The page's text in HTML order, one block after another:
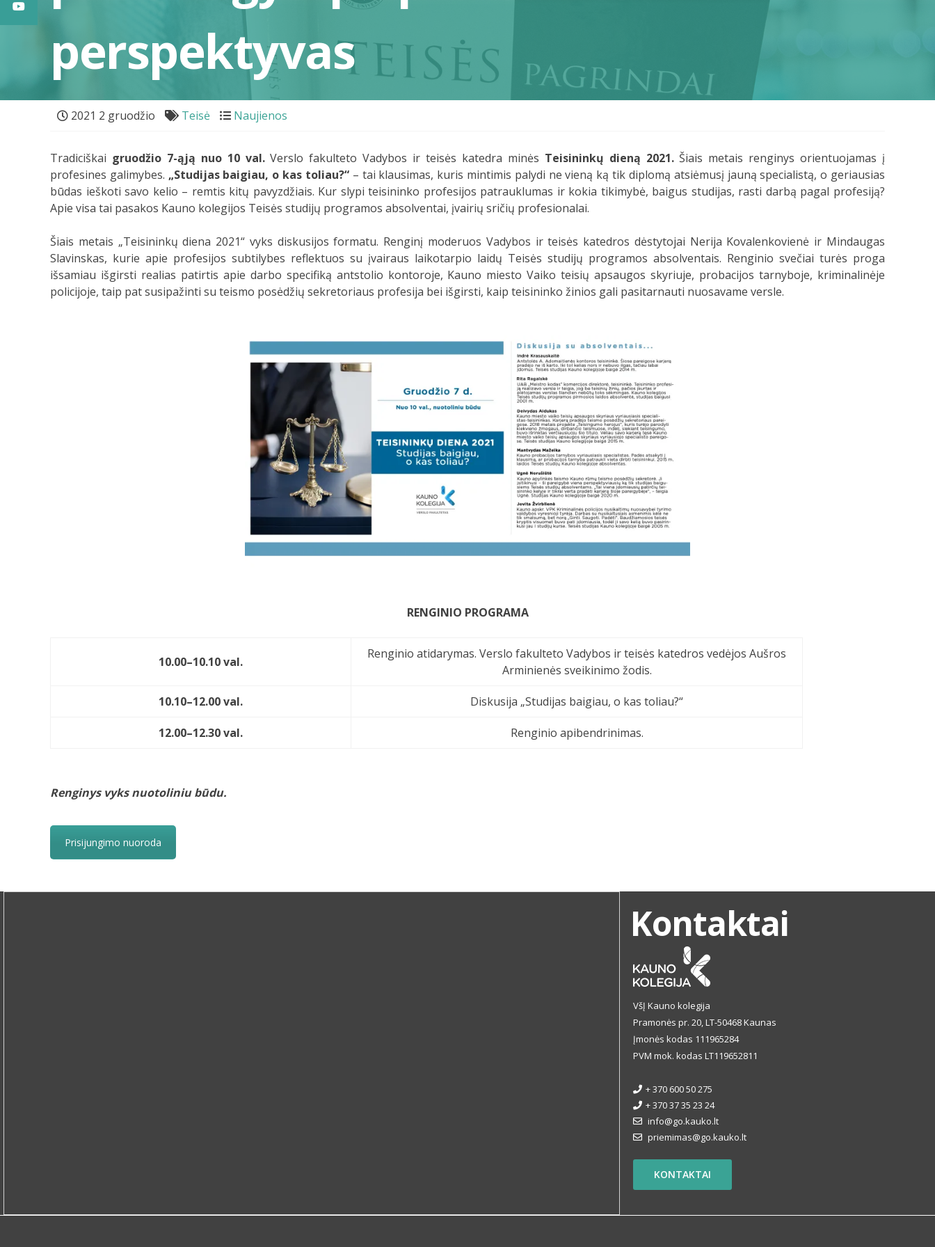
perspektyvas
2021 2 gruodžio Teisė Naujienos
Tradiciškai gruodžio 7-ąją nuo 10 val.Verslo fakulteto Vadybos ir teisės katedra minės Teisininkų dieną 2021. Šiais metais renginys orientuojamas į
profesines galimybes. „Studijas baigiau, o kas toliau?“– tai klausimas, kuris mintimis palydi ne vieną ką tik diplomą atsiėmusį jauną specialistą, o geriausias
būdas ieškoti savo kelio – remtis kitų pavyzdžiais. Kur slypi teisininko profesijos patrauklumas ir kokia tikimybė, baigus studijas, rasti darbą pagal profesiją?
Apie visa tai pasakos Kauno kolegijos Teisės studijų programos absolventai, įvairių sričių profesionalai.
Šiais metais „Teisininkų diena 2021“ vyks diskusijos formatu. Renginį moderuos Vadybos ir teisės katedros dėstytojai Nerija Kovalenkovienė ir Mindaugas
Slavinskas, kurie apie profesijos subtilybes reflektuos su įvairaus laikotarpio laidų Teisės studijų programos absolventais. Renginio svečiai turės proga
išsamiau išgirsti realias patirtis apie darbo specifiką antstolio kontoroje, Kauno miesto Vaiko teisių apsaugos skyriuje, probacijos tarnyboje, kriminalinėje
policijoje, taip pat susipažinti su teismo posėdžių sekretoriaus profesija bei išgirsti, kaip teisininko žinios gali pasitarnauti nuosavame versle.
RENGINIO PROGRAMA
10.00–10.10 val.
Renginio atidarymas. Verslo fakulteto Vadybos ir teisės katedros vedėjos Aušros
Arminienės sveikinimo žodis.
10.10–12.00 val. Diskusija „Studijas baigiau, o kas toliau?“
12.00–12.30 val. Renginio apibendrinimas.
Renginys vyks nuotoliniu būdu.
Prisijungimo nuoroda
Kontaktai
VšĮ Kauno kolegija
Pramonės pr. 20, LT-50468 Kaunas
Įmonės kodas 111965284
PVM mok. kodas LT119652811
+ 370 600 50 275
+ 370 37 35 23 24
info@go.kauko.lt
priemimas@go.kauko.lt
KONTAKTAI